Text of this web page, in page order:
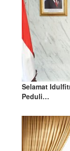
Selamat
Peduli…